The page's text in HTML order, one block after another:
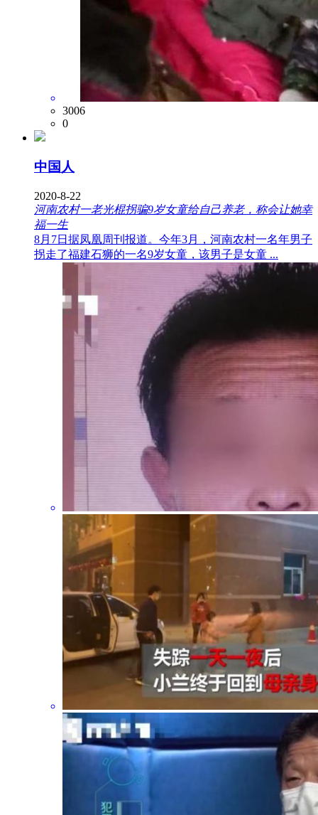
3006
0
中国人
2020-8-22
河南农村一老光棍拐骗9岁女童给自己养老，称会让她幸
福一生
8月7日据凤凰周刊报道。今年3月，河南农村一名年男子
拐走了福建石狮的一名9岁女童，该男子是女童 ...